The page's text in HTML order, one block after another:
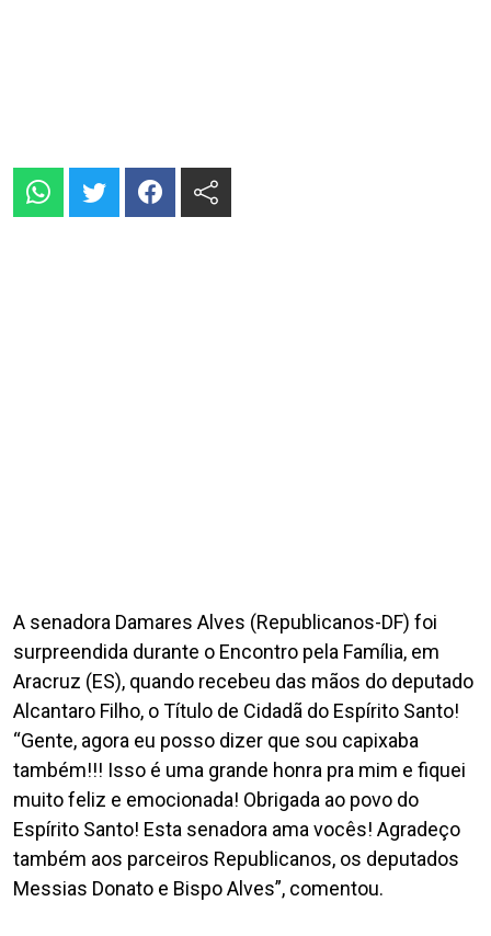
A senadora Damares Alves (Republicanos-DF) foi
surpreendida durante o Encontro pela Família, em
Aracruz (ES), quando recebeu das mãos do deputado
Alcantaro Filho, o Título de Cidadã do Espírito Santo!
“Gente, agora eu posso dizer que sou capixaba
também!!! Isso é uma grande honra pra mim e fiquei
muito feliz e emocionada! Obrigada ao povo do
Espírito Santo! Esta senadora ama vocês! Agradeço
também aos parceiros Republicanos, os deputados
Messias Donato e Bispo Alves”, comentou.